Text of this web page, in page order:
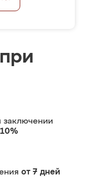
заключении
от 7 дней